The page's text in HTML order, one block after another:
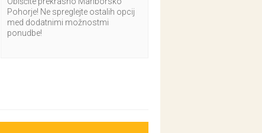
Pohorje! Ne spreglejte ostalih opcij
med dodatnimi možnostmi
ponudbe!